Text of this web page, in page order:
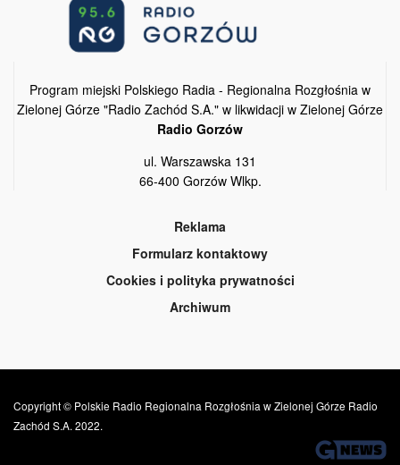
Program miejski Polskiego Radia - Regionalna Rozgłośnia w
Zielonej Górze "Radio Zachód S.A." w likwidacji w Zielonej Górze
Radio Gorzów
ul. Warszawska 131
66-400 Gorzów Wlkp.
Reklama
Formularz kontaktowy
Cookies i polityka prywatności
Archiwum
Copyright © Polskie Radio Regionalna Rozgłośnia w Zielonej Górze Radio
Zachód S.A. 2022.